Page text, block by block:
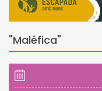
"Maléfica"